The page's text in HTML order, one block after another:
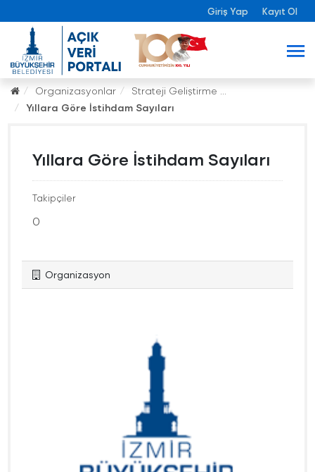
Giriş Yap Kayıt Ol
Organizasyonlar
Strateji Geliştirme ...
Yıllara Göre İstihdam Sayıları
Yıllara Göre İstihdam Sayıları
Takipçiler
0
Organizasyon